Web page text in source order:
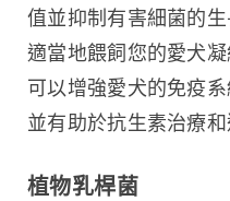
值並抑制有害細菌的生
適當地餵飼您的愛犬凝
可以增強愛犬的免疫
並有助於抗生素治療
植物乳桿菌